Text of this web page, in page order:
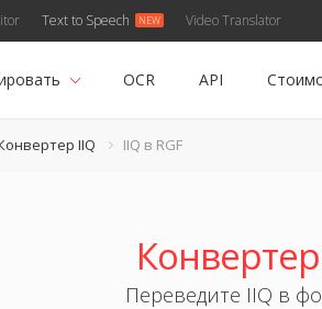
Text to Speech Video Translator
OCR API
IIQ IIQ в RGF
Переведите IIQ в